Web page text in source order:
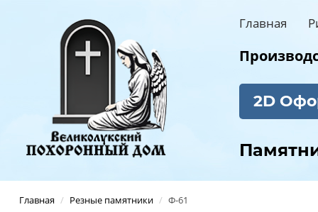
Главная
2D
Главная / Резные памятники / Ф-61